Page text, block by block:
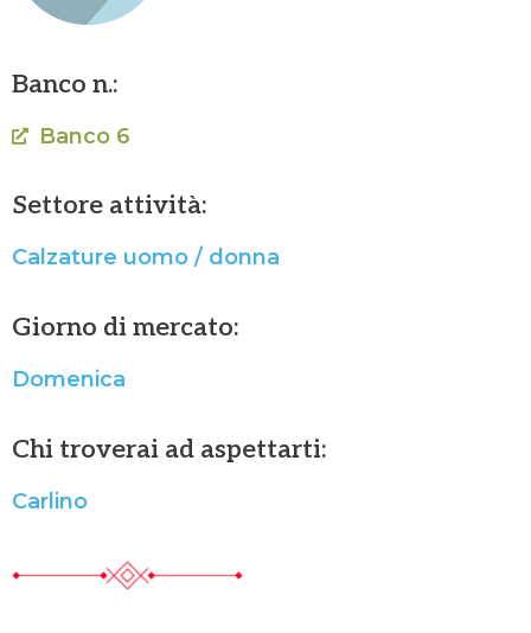
Banco n.:
Banco 6
Settore attività:
Calzature uomo / donna
Giorno di mercato:
Domenica
Chi troverai ad aspettarti:
Carlino